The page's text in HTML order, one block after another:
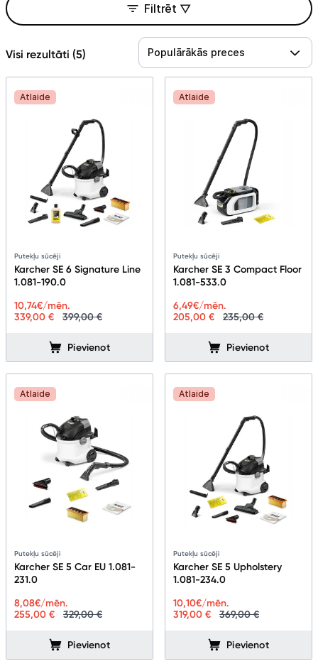
Telefoni, planšetdatori
Sadzīves tehnika
Sports un atpūta
Ražotāju atjaunota tehnika
Vēlmju saraksts
Blogs
Piegāde un apmaksa
Tehnikas izvešana
Uzņēmumiem
Tet pakalpojumi
Kontakti
Informācija
Filtrēt ▽
Visi rezultāti (5) Populārākās preces
Atlaide
Putekļu sūcēji
Karcher SE 6 Signature Line
1.081-190.0
339,00 € 399,00 €
10,74€/mēn.
Pievienot
Atlaide
Putekļu sūcēji
Karcher SE 3 Compact Floor
1.081-533.0
205,00 € 235,00 €
6,49€/mēn.
Pievienot
Atlaide
Putekļu sūcēji
Karcher SE 5 Car EU 1.081-
231.0
255,00 € 329,00 €
8,08€/mēn.
Pievienot
Atlaide
Putekļu sūcēji
Karcher SE 5 Upholstery
1.081-234.0
319,00 € 369,00 €
10,10€/mēn.
Pievienot